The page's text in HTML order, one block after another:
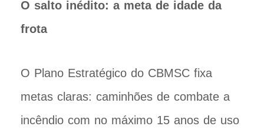
O salto inédito: a meta de idade da
frota
O Plano Estratégico do CBMSC fixa
metas claras: caminhões de combate a
incêndio com no máximo 15 anos de uso